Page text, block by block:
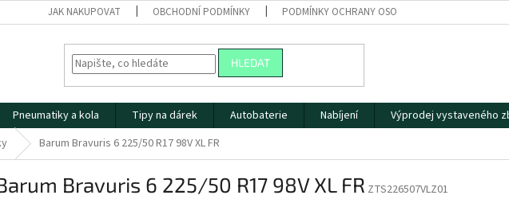
JAK NAKUPOVAT OBCHODNÍ PODMÍNKY PODMÍNKY OCHRANY OSOBNÍCH ÚDAJŮ
HLEDAT
Pneumatiky a kola Tipy na dárek Autobaterie Nabíjení Výprodej vystaveného
Barum Bravuris 6 225/50 R17 98V XL FR
Bravuris 6 225/50 R17 98V XL FR ZTS226507VLZ01